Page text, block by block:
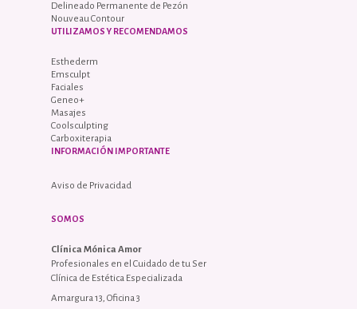
Delineado Permanente de Pezón
Nouveau Contour
UTILIZAMOS Y RECOMENDAMOS
Esthederm
Emsculpt
Faciales
Geneo+
Masajes
Coolsculpting
Carboxiterapia
INFORMACIÓN IMPORTANTE
Aviso de Privacidad
SOMOS
Clínica Mónica Amor
Profesionales en el Cuidado de tu Ser
Clínica de Estética Especializada
Amargura 13, Oficina 3